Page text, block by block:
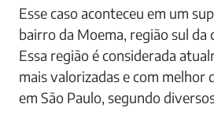
Esse caso aconteceu em um
bairro da Moema, região sul da
Essa região é considerada
mais valorizadas e com melhor
em São Paulo, segundo